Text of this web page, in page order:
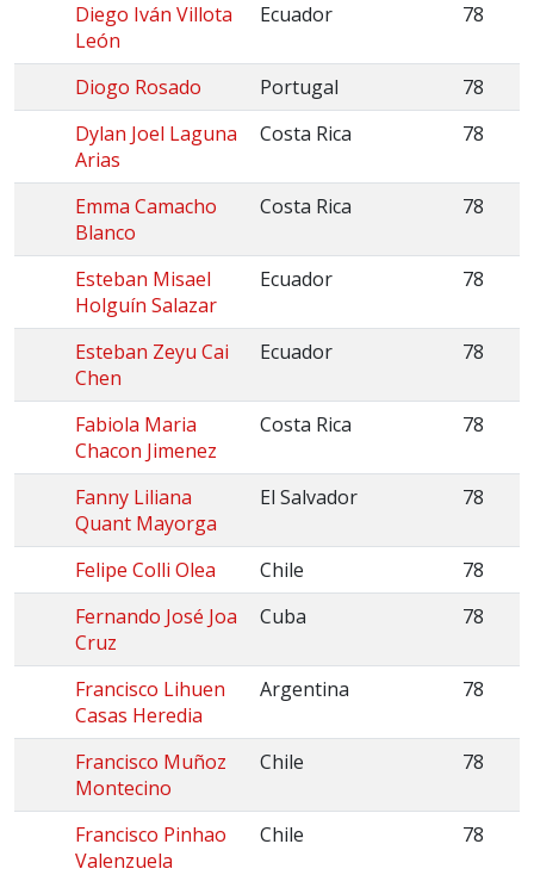
Diego Iván Villota
León
Ecuador 78
Diogo Rosado Portugal
78
Dylan Joel Laguna
Arias
Costa Rica 78
Emma Camacho
Blanco
Costa Rica 78
Esteban Misael
Holguín Salazar
Ecuador 78
Esteban Zeyu Cai
Chen
Ecuador 78
Fabiola Maria
Chacon Jimenez
Costa Rica 78
Fanny Liliana
Quant Mayorga
El Salvador 78
Felipe Colli Olea Chile
78
Fernando José Joa
Cruz
Cuba 78
Francisco Lihuen
Casas Heredia
Argentina 78
Francisco Muñoz
Montecino
Chile 78
Francisco Pinhao
Valenzuela
Chile 78